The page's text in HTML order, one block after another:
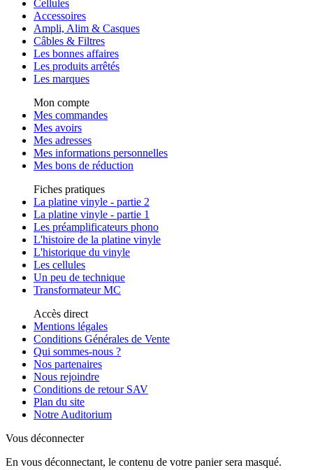
Cellules
Accessoires
Ampli, Alim & Casques
Câbles & Filtres
Les bonnes affaires
Les produits arrêtés
Les marques
Mon compte
Mes commandes
Mes avoirs
Mes adresses
Mes informations personnelles
Mes bons de réduction
Fiches pratiques
La platine vinyle - partie 2
La platine vinyle - partie 1
Les préamplificateurs phono
L'histoire de la platine vinyle
L'historique du vinyle
Les cellules
Un peu de technique
Transformateur MC
Accès direct
Mentions légales
Conditions Générales de Vente
Qui sommes-nous ?
Nos partenaires
Nous rejoindre
Conditions de retour SAV
Plan du site
Notre Auditorium
Vous déconnecter
En vous déconnectant, le contenu de votre panier sera masqué.